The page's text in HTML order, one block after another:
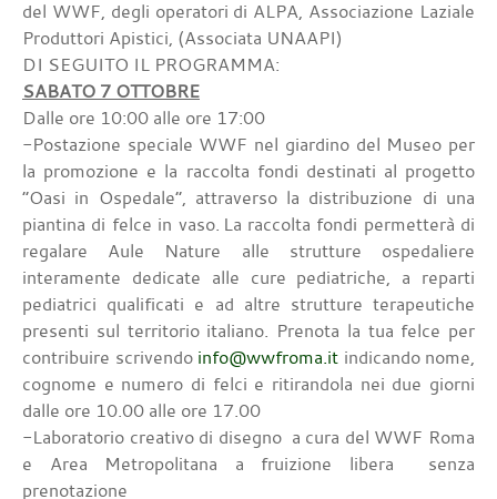
del WWF, degli operatori di ALPA, Associazione Laziale
Produttori Apistici, (Associata UNAAPI)
DI SEGUITO IL PROGRAMMA:
SABATO 7 OTTOBRE
Dalle ore 10:00 alle ore 17:00
-Postazione speciale WWF nel giardino del Museo per
la promozione e la raccolta fondi destinati al progetto
“Oasi in Ospedale”, attraverso la distribuzione di una
piantina di felce in vaso. La raccolta fondi permetterà di
regalare Aule Nature alle strutture ospedaliere
interamente dedicate alle cure pediatriche, a reparti
pediatrici qualificati e ad altre strutture terapeutiche
presenti sul territorio italiano. Prenota la tua felce per
contribuire scrivendo info@wwfroma.it indicando nome,
cognome e numero di felci e ritirandola nei due giorni
dalle ore 10.00 alle ore 17.00
-Laboratorio creativo di disegno a cura del WWF Roma
e Area Metropolitana a fruizione libera senza
prenotazione